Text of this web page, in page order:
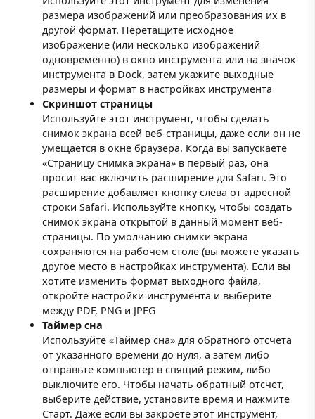
размера изображений или преобразования их в
другой формат. Перетащите исходное
изображение (или несколько изображений
одновременно) в окно инструмента или на значок
инструмента в Dock, затем укажите выходные
размеры и формат в настройках инструмента
Скриншот страницы
Используйте этот инструмент, чтобы сделать
снимок экрана всей веб-страницы, даже если он не
умещается в окне браузера. Когда вы запускаете
«Страницу снимка экрана» в первый раз, она
просит вас включить расширение для Safari. Это
расширение добавляет кнопку слева от адресной
строки Safari. Используйте кнопку, чтобы создать
снимок экрана открытой в данный момент веб-
страницы. По умолчанию снимки экрана
сохраняются на рабочем столе (вы можете указать
другое место в настройках инструмента). Если вы
хотите изменить формат выходного файла,
откройте настройки инструмента и выберите
между PDF, PNG и JPEG
Таймер сна
Используйте «Таймер сна» для обратного отсчета
от указанного времени до нуля, а затем либо
отправьте компьютер в спящий режим, либо
выключите его. Чтобы начать обратный отсчет,
выберите действие, установите время и нажмите
Старт. Даже если вы закроете этот инструмент,